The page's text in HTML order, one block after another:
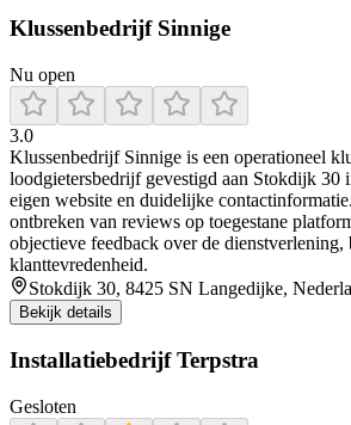
Klussenbedrijf Sinnige
Nu open
3.0
Klussenbedrijf Sinnige is een operationeel
loodgietersbedrijf gevestigd aan Stokdijk 30
eigen website en duidelijke
ontbreken van reviews op toegestane
objectieve feedback over de dienstverlening,
klanttevredenheid.
Stokdijk 30, 8425 SN Langedijke,
Bekijk details
Installatiebedrijf Terpstra
Gesloten